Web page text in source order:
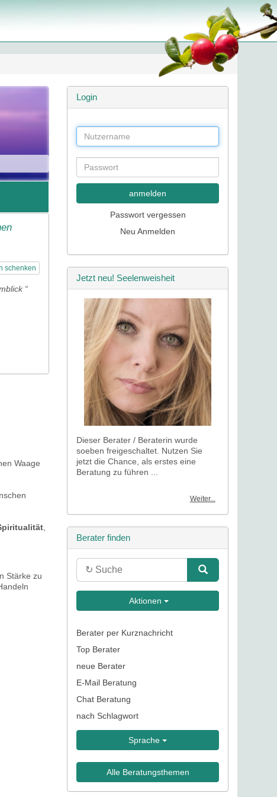
schenken
“
Waage
Stärke zu
Login
anmelden
Passwort vergessen
Neu Anmelden
Jetzt neu! Seelenweisheit
Dieser Berater / Beraterin wurde
soeben freigeschaltet. Nutzen Sie
jetzt die Chance, als erstes eine
Beratung zu führen ...
Weiter...
Berater finden
Aktionen
Berater per Kurznachricht
Top Berater
neue Berater
E-Mail Beratung
Chat Beratung
nach Schlagwort
Sprache
Alle Beratungsthemen